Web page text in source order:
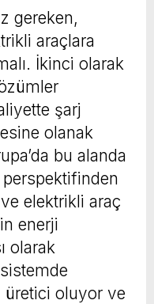
gereken,
araçlara
İkinci olarak
şarj
olanak
bu alanda
elektrikli araç
enerji
olarak
üretici oluyor ve